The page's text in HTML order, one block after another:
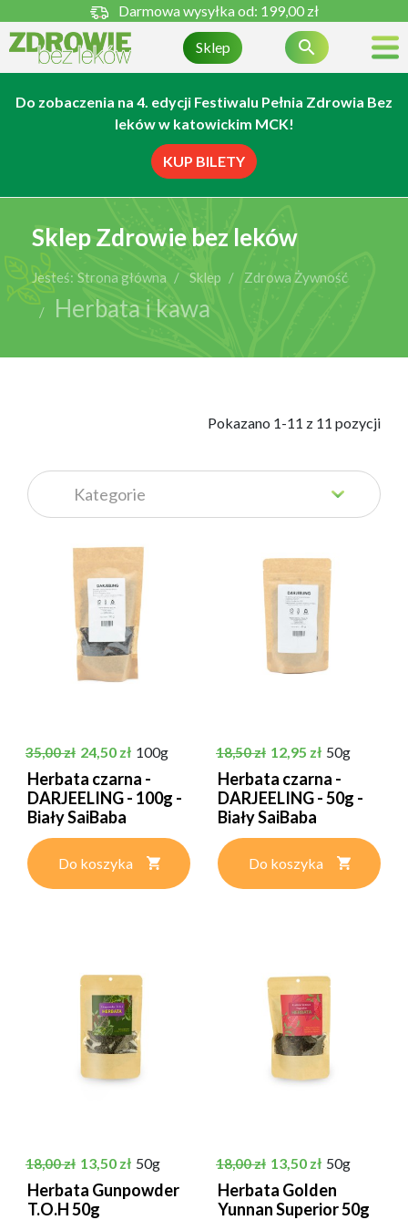
Darmowa wysyłka od: 199,00 zł
Sklep 
Do zobaczenia na 4. edycji Festiwalu Pełnia Zdrowia Bez
leków w katowickim MCK!
KUP BILETY
Sklep Zdrowie bez leków
Jesteś: Strona główna Sklep Zdrowa Żywność
Herbata i kawa
            Pokazano 1-11 z 11 pozycji
Cena podstawowa
35,00 zł Cena
24,50 zł 100g
Herbata czarna -
DARJEELING - 100g -
Biały SaiBaba
Do koszyka
Cena podstawowa
18,50 zł Cena
12,95 zł 50g
Herbata czarna -
DARJEELING - 50g -
Biały SaiBaba
Do koszyka
Cena podstawowa
18,00 zł Cena
13,50 zł 50g
Herbata Gunpowder
T.O.H 50g
Cena podstawowa
18,00 zł Cena
13,50 zł 50g
Herbata Golden
Yunnan Superior 50g